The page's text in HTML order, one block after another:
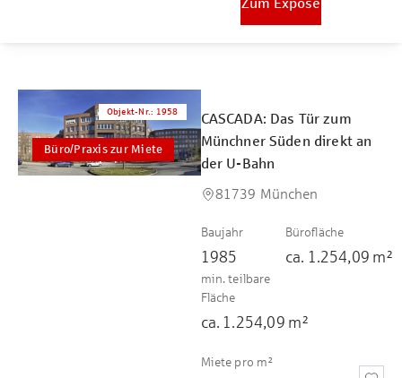
Zum Exposé
Büro/Praxis zur Miete
Objekt-Nr.: 1958
CASCADA: Das Tür zum
Münchner Süden direkt an
der U-Bahn
81739 München
Baujahr
1985
Bürofläche
ca. 1.254,09 m²
min. teilbare
Fläche
ca. 1.254,09 m²
Miete pro m²